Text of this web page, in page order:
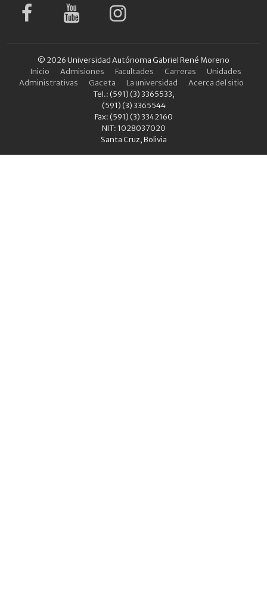
© 2026 Universidad Autónoma Gabriel René Moreno
Inicio
Admisiones Facultades Carreras
Unidades
Administrativas
Gaceta La universidad
Acerca del sitio
Tel.: (591) (3) 3365533,
(591) (3) 3365544
Fax: (591) (3) 3342160
NIT: 1028037020
Santa Cruz, Bolivia